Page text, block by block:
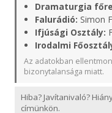
Dramaturgia
Falurádió: Simon
Ifjúsági Osztály:
Irodalmi
Az adatokban
bizonytalansága miatt.
Hiba? Javítanivaló?
címünkön.